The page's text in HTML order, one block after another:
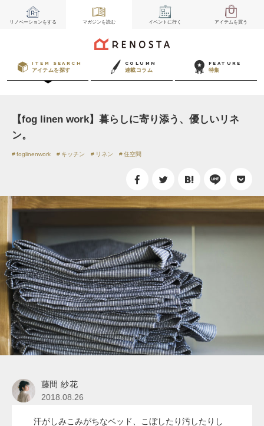
リノベーションをする マガジンを読む イベント に行く アイテムを買う
ITEM SEARCH
アイテムを探す
COLUMN
連載コラム
FEATURE
特集
【fog linen work】暮らしに寄り添う、優しいリネ
ン。
foglinenwork キッチン リネン 住空間
藤間 紗花
2018.08.26
汗がしみこみがちなベッド、こぼしたり汚したりし